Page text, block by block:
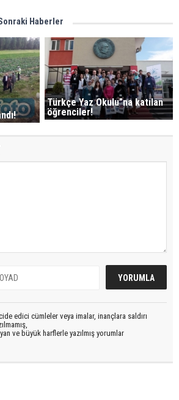
Haberler
Türkçe Yaz Okulu”na katılan
öğrenciler!
edici cümleler veya imalar, inançlara saldırı
ve büyük harflerle yazılmış yorumlar